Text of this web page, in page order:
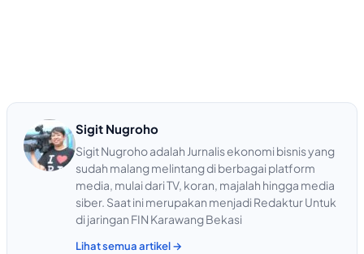
Sigit Nugroho
Sigit Nugroho adalah Jurnalis ekonomi bisnis yang
sudah malang melintang di berbagai platform
media, mulai dari TV, koran, majalah hingga media
siber. Saat ini merupakan menjadi Redaktur Untuk
di jaringan FIN Karawang Bekasi
Lihat semua artikel →